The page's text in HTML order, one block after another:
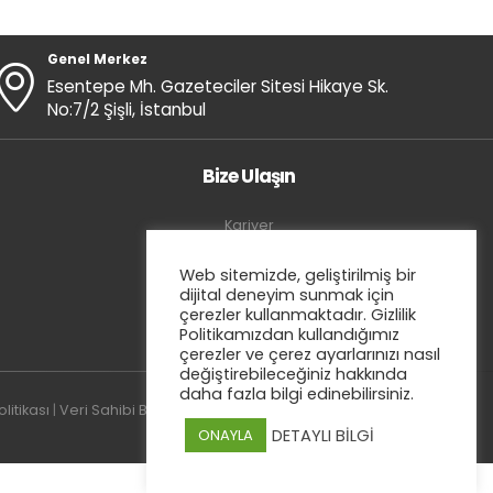
Genel Merkez
Esentepe Mh. Gazeteciler Sitesi Hikaye Sk.
No:7/2 Şişli, İstanbul
Bize Ulaşın
Kariyer
E-Bülten
Blog
| Veri Sahibi Başvuru Formu
Web sitemizde, geliştirilmiş bir
dijital deneyim sunmak için
çerezler kullanmaktadır. Gizlilik
Politikamızdan kullandığımız
çerezler ve çerez ayarlarınızı nasıl
değiştirebileceğiniz hakkında
daha fazla bilgi edinebilirsiniz.
ONAYLA DETAYLI BİLGİ